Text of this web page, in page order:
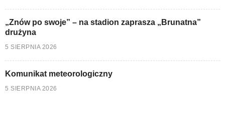
„Znów po swoje” – na stadion zaprasza „Brunatna”
drużyna
5 SIERPNIA 2026
Komunikat meteorologiczny
5 SIERPNIA 2026